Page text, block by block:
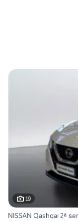
19
NISSAN Qashqai 2ª